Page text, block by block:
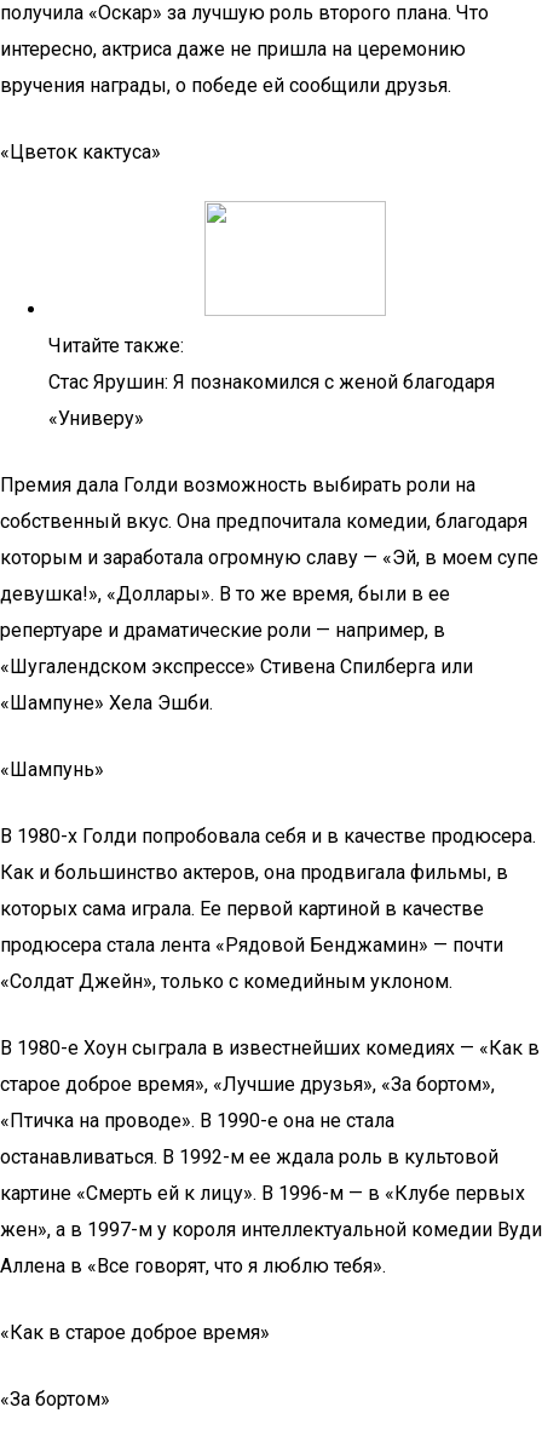
получила «Оскар» за лучшую роль второго плана. Что
интересно, актриса даже не пришла на церемонию
вручения награды, о победе ей сообщили друзья.
«Цветок кактуса»
Читайте также:
Стас Ярушин: Я познакомился с женой благодаря
«Универу»
Премия дала Голди возможность выбирать роли на
собственный вкус. Она предпочитала комедии, благодаря
которым и заработала огромную славу — «Эй, в моем супе
девушка!», «Доллары». В то же время, были в ее
репертуаре и драматические роли — например, в
«Шугалендском экспрессе» Стивена Спилберга или
«Шампуне» Хела Эшби.
«Шампунь»
В 1980-х Голди попробовала себя и в качестве продюсера.
Как и большинство актеров, она продвигала фильмы, в
которых сама играла. Ее первой картиной в качестве
продюсера стала лента «Рядовой Бенджамин» — почти
«Солдат Джейн», только с комедийным уклоном.
В 1980-е Хоун сыграла в известнейших комедиях — «Как в
старое доброе время», «Лучшие друзья», «За бортом»,
«Птичка на проводе». В 1990-е она не стала
останавливаться. В 1992-м ее ждала роль в культовой
картине «Смерть ей к лицу». В 1996-м — в «Клубе первых
жен», а в 1997-м у короля интеллектуальной комедии Вуди
Аллена в «Все говорят, что я люблю тебя».
«Как в старое доброе время»
«За бортом»